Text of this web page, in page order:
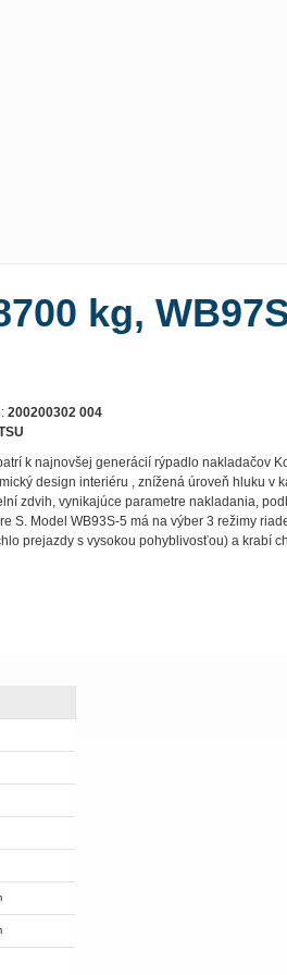
kg,
200200302 004
k najnovšej generácií rýpadlo nakladačov
design interiéru , znížená úroveň hluku v
zdvih, vynikajúce parametre nakladania,
S. Model WB93S-5 má na výber 3 režimy
prejazdy s vysokou pohyblivosťou) a krabí